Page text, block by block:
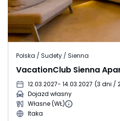
Polska / Sudety / Sienna
VacationClub Sienna
12.03.2027- 14.03.2027 (3 dni /
Dojazd własny
Własne (WŁ)
Itaka